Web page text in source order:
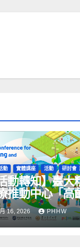
動 實體講座 活動 研討會
動轉知】臺大
推動中心「高
討會-健康長
性」
16, 2026 PHHW